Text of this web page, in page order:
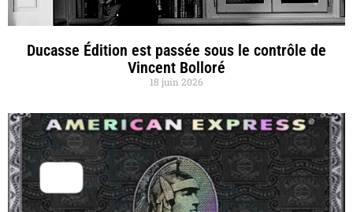
Ducasse Édition est passée sous le contrôle de
Vincent Bolloré
18 juin 2026